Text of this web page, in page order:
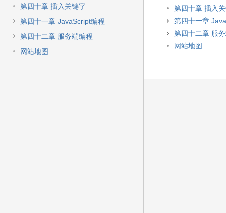
第四十章 插入关键字
第四十一章 JavaScript编程
第四十二章 服务端编程
网站地图
第四十章 插入
第四十一章
第四十二章 服
网站地图